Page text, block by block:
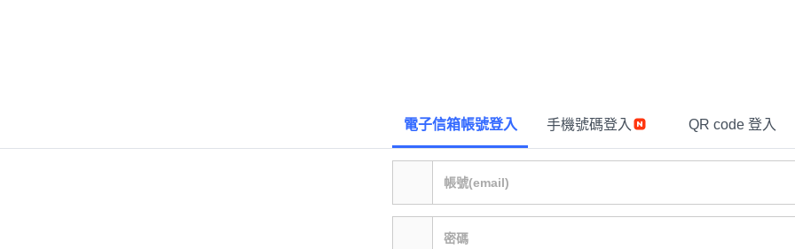
電子信箱帳號登入 手機號碼登入 QR code 登入